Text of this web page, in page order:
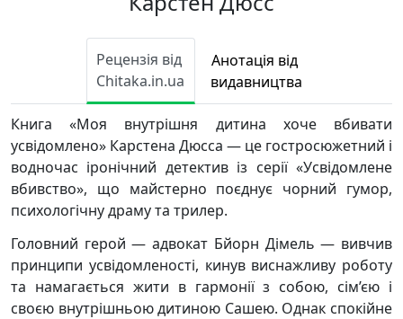
Рецензія від
Chitaka.in.ua
Анотація від
видавництва
Книга «Моя внутрішня дитина хоче вбивати
усвідомлено» Карстена Дюсса — це гостросюжетний і
водночас іронічний детектив із серії «Усвідомлене
вбивство», що майстерно поєднує чорний гумор,
психологічну драму та трилер.
Головний герой — адвокат Бйорн Дімель — вивчив
принципи усвідомленості, кинув виснажливу роботу
та намагається жити в гармонії з собою, сім’єю і
своєю внутрішньою дитиною Сашею. Однак спокійне